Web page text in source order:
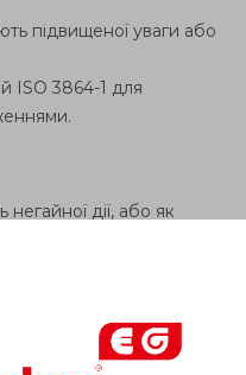
підвищеної уваги або
ISO 3864-1 для
дії, або як
з ISO 3864-1.
управління, які